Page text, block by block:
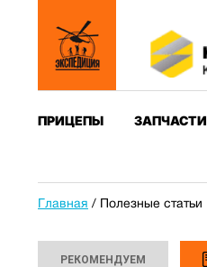
ПРИЦЕПЫ ЗАПЧАСТИ
Главная / Полезные статьи
РЕКОМЕНДУЕМ